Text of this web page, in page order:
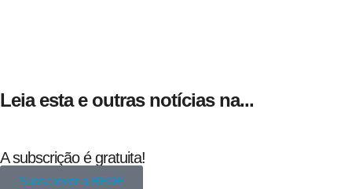
Leia esta e outras notícias na...
A subscrição é gratuita!
Subscrever a REDE